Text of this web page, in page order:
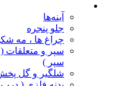
آینه‌ها
جلو پنجره
چراغ‌ ها ، مه‌
سپر و متعلقات (
سپر )
شلگیر و گل‌